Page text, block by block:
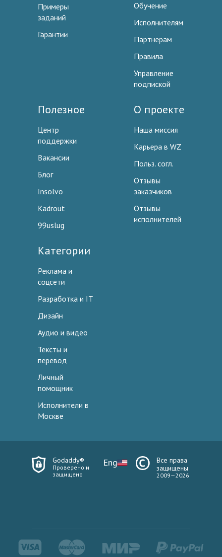
Примеры
заданий
Гарантии
Обучение
Исполнителям
Партнерам
Правила
Управление
подпиской
Полезное
Центр
поддержки
Вакансии
Блог
Insolvo
Kadrout
99uslug
О проекте
Наша миссия
Карьера в WZ
Польз. согл.
Отзывы
заказчиков
Отзывы
исполнителей
Категории
Реклама и
соцсети
Разработка и IT
Дизайн
Аудио и видео
Тексты и
перевод
Личный
помощник
Исполнители в
Москве
Godaddy®
Проверено и
защищено
Eng
Все права
защищены
2009—2026